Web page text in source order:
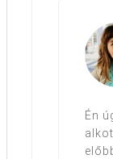
Én